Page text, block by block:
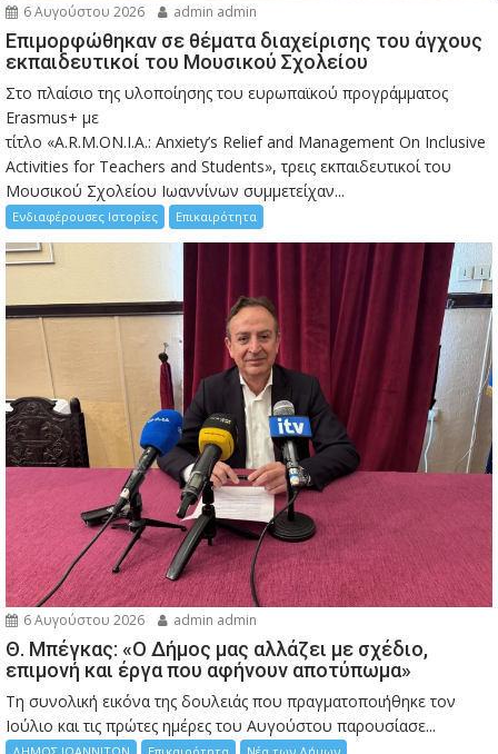
6 Αυγούστου 2026 admin admin
Eπιμορφώθηκαν σε θέματα διαχείρισης του άγχους
εκπαιδευτικοί του Μουσικού Σχολείου
Στο πλαίσιο της υλοποίησης του ευρωπαϊκού προγράμματος
Erasmus+ με
τίτλο «A.R.M.ON.I.A.: Anxiety’s Relief and Management On Inclusive
Activities for Teachers and Students», τρεις εκπαιδευτικοί του
Μουσικού Σχολείου Ιωαννίνων συμμετείχαν...
Ενδιαφέρουσες Ιστορίες Επικαιρότητα
6 Αυγούστου 2026 admin admin
Θ. Μπέγκας: «Ο Δήμος μας αλλάζει με σχέδιο,
επιμονή και έργα που αφήνουν αποτύπωμα»
Τη συνολική εικόνα της δουλειάς που πραγματοποιήθηκε τον
Ιούλιο και τις πρώτες ημέρες του Αυγούστου παρουσίασε...